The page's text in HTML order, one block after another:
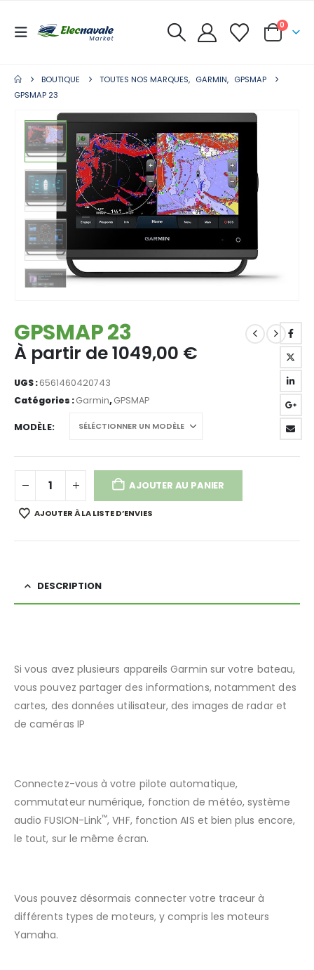
0
BOUTIQUE TOUTES NOS MARQUES, GARMIN, GPSMAP
GPSMAP 23
GPSMAP 23
À partir de1049,00 €
UGS :6561460420743
Catégories :Garmin,GPSMAP
MODÈLE
AJOUTER AU PANIER
AJOUTER À LA LISTE D’ENVIES
DESCRIPTION
Si vous avez plusieurs appareils Garmin sur votre bateau,
vous pouvez partager des informations, notamment des
cartes, des données utilisateur, des images de radar et
de caméras IP
Connectez-vous à votre pilote automatique,
commutateur numérique, fonction de météo, système
audio FUSION-Link™, VHF, fonction AIS et bien plus encore,
le tout, sur le même écran.
Vous pouvez désormais connecter votre traceur à
différents types de moteurs, y compris les moteurs
Yamaha.